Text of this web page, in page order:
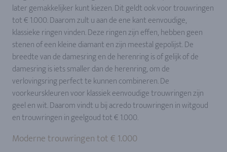
later gemakkelijker kunt kiezen. Dit geldt ook voor trouwringen
tot € 1.000. Daarom zult u aan de ene kant eenvoudige,
klassieke ringen vinden. Deze ringen zijn effen, hebben geen
stenen of een kleine diamant en zijn meestal gepolijst. De
breedte van de damesring en de herenring is of gelijk of de
damesring is iets smaller dan de herenring, om de
verlovingsring perfect te kunnen combineren. De
voorkeurskleuren voor klassiek eenvoudige trouwringen zijn
geel en wit. Daarom vindt u bij acredo trouwringen in witgoud
en trouwringen in geelgoud tot € 1.000.
Moderne trouwringen tot € 1.000